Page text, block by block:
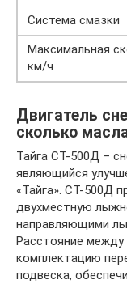
Система смазки
Максимальная
км/ч
Двигатель
сколько
Тайга СТ-500Д –
являющийся
«Тайга». СТ-500Д
двухместную
направляющими
Расстояние
комплектацию
подвеска,